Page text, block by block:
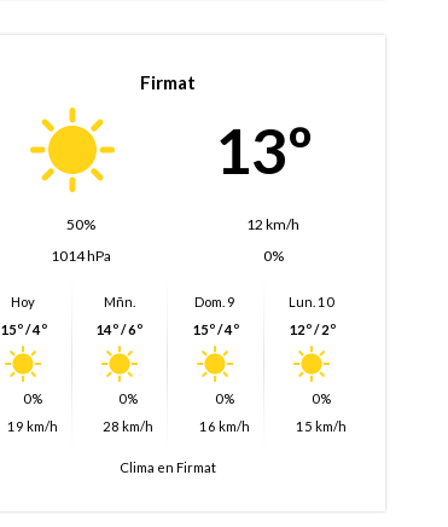
Firmat
13º
50%
12 km/h
1014 hPa
0%
Hoy
15º / 4º
0%
19 km/h
Mñn.
14º / 6º
0%
28 km/h
Dom. 9
15º / 4º
0%
16 km/h
Lun. 10
12º / 2º
0%
15 km/h
Clima en Firmat